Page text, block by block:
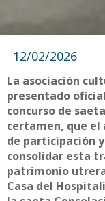
12/02/2026
La asociación
presentado
concurso de
certamen, que el
de participación
consolidar esta
patrimonio
Casa del